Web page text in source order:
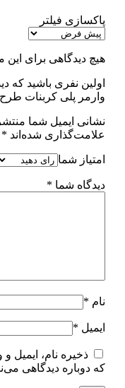
پاکسازی فیلتر
هیچ دیدگاهی برای
اولین نفری باشید که
وارمر پلی کربنات
نشانی ایمیل شما
علامت‌گذاری شده‌اند *
امتیاز شما
دیدگاه شما *
نام *
ایمیل *
ذخیره نام، ایمیل
که دوباره دیدگاهی